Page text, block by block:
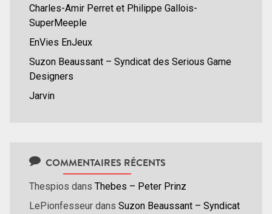
Charles-Amir Perret et Philippe Gallois-
SuperMeeple
EnVies EnJeux
Suzon Beaussant – Syndicat des Serious Game
Designers
Jarvin
COMMENTAIRES RÉCENTS
Thespios dans Thebes – Peter Prinz
LePionfesseur dans Suzon Beaussant – Syndicat